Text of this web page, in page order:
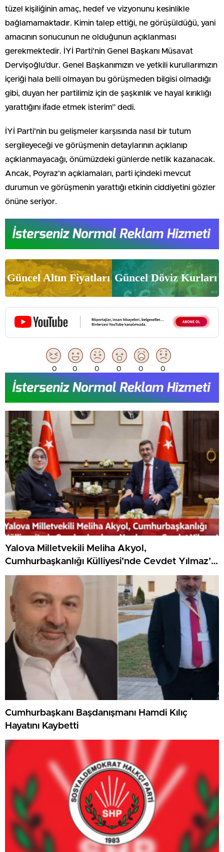
tüzel kişiliğinin amaç, hedef ve vizyonunu kesinlikle
bağlamamaktadır. Kimin talep ettiği, ne görüşüldüğü, yani
amacının sonucunun ne olduğunun açıklanması
gerekmektedir. İYİ Parti’nin Genel Başkanı Müsavat
Dervişoğlu’dur. Genel Başkanımızın ve yetkili kurullarımızın
içeriği hala belli olmayan bu görüşmeden bilgisi olmadığı
gibi, duyan her partilimiz için de şaşkınlık ve hayal kırıklığı
yarattığını ifade etmek isterim” dedi.
İYİ Parti’nin bu gelişmeler karşısında nasıl bir tutum
sergileyeceği ve görüşmenin detaylarının açıklanıp
açıklanmayacağı, önümüzdeki günlerde netlik kazanacak.
Ancak, Poyraz’ın açıklamaları, parti içindeki mevcut
durumun ve görüşmenin yarattığı etkinin ciddiyetini gözler
önüne seriyor.
Güncel Altın Fiyatları Güncel Döviz Kurları
0 0 0 0 0 0
Yalova Milletvekili Meliha Akyol,
Cumhurbaşkanlığı Külliyesi’nde Cevdet Yılmaz’ı
Ziyaret Etti
Cumhurbaşkanı Başdanışmanı Hamdi Kılıç
Hayatını Kaybetti